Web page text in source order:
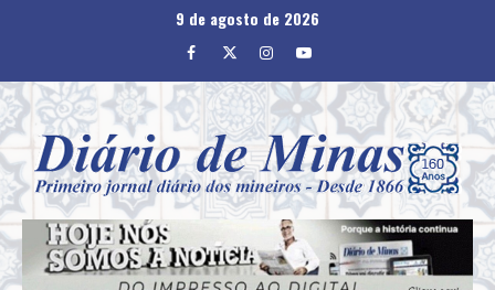
9 de agosto de 2026
Facebook
TwitterInstagram
Youtube